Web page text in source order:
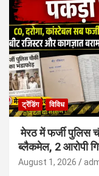
ट्रेंडिंग विविध
मेरठ में फर्जी पुलिस
ब्लैकमेल, 2 आरोपी
August 1, 2026